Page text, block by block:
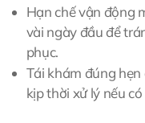
Hạn chế vận động
vài ngày đầu để
phục.
Tái khám đúng
kịp thời xử lý nếu